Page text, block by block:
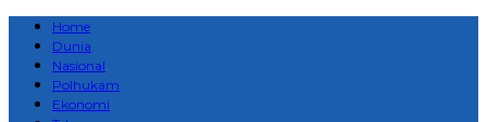
Home
Dunia
Nasional
Polhukam
Ekonomi